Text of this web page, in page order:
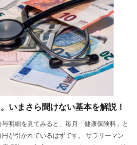
いまさら聞けない基本を解説！
明細を見てみると、毎月「健康保険料」と
が引かれているはずです。 サラリーマン